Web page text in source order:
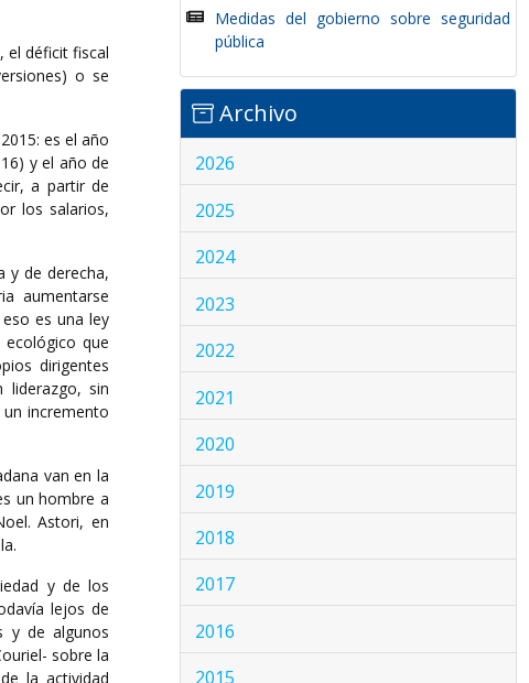
el déficit fiscal
o se
es el año
y el año de
a partir de
los salarios,
y de derecha,
aumentarse
es una ley
que
dirigentes
liderazgo, sin
incremento
van en la
un hombre a
Astori, en
y de los
lejos de
y de algunos
sobre la
la actividad
Medidas del gobierno sobre seguridad
pública
Archivo
2026
2025
2024
2023
2022
2021
2020
2019
2018
2017
2016
2015